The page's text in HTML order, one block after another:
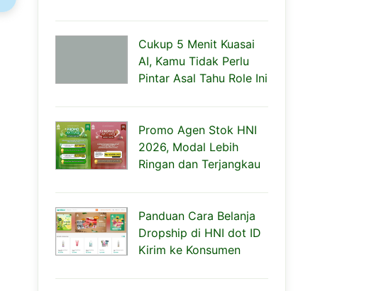
Cukup 5 Menit Kuasai
AI, Kamu Tidak Perlu
Pintar Asal Tahu Role Ini
Promo Agen Stok HNI
2026, Modal Lebih
Ringan dan Terjangkau
Panduan Cara Belanja
Dropship di HNI dot ID
Kirim ke Konsumen